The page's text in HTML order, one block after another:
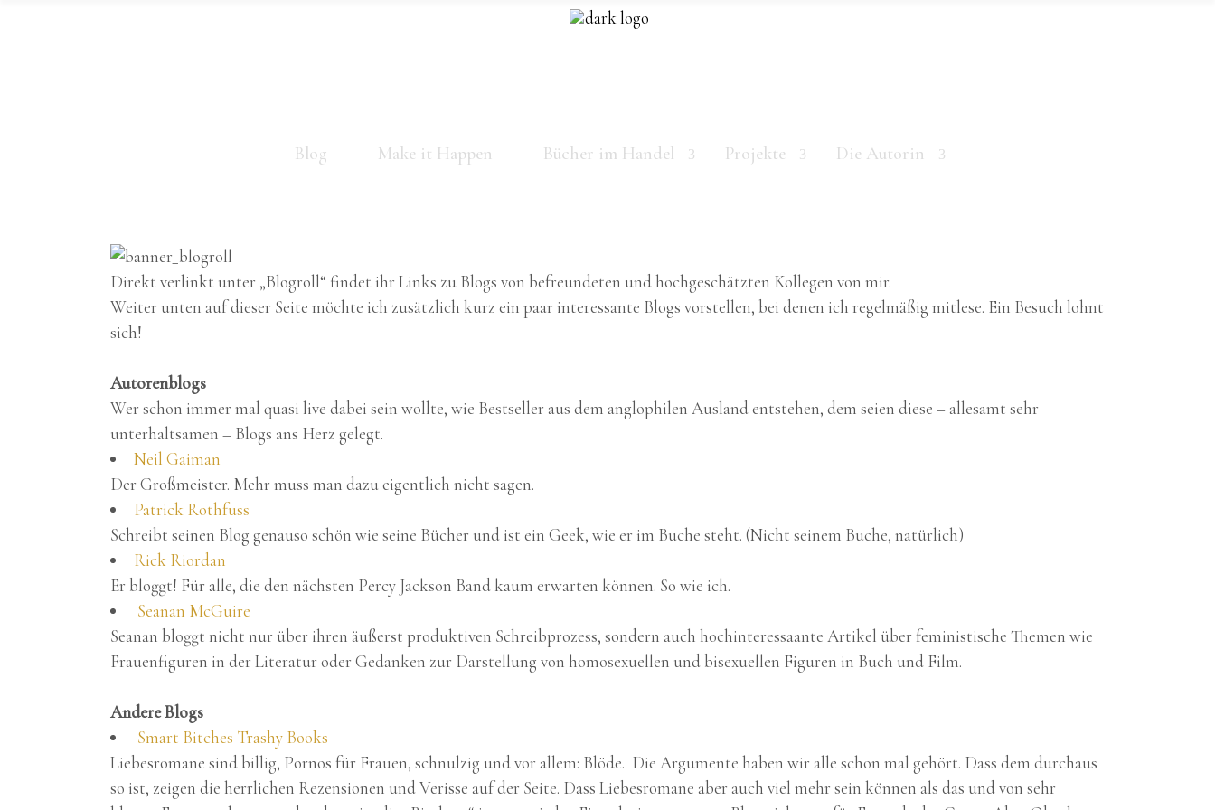
Blog Make it Happen Bücher im Handel Projekte Die Autorin
Direkt verlinkt unter „Blogroll“ findet ihr Links zu Blogs von befreundeten und hochgeschätzten Kollegen von mir.
Weiter unten auf dieser Seite möchte ich zusätzlich kurz ein paar interessante Blogs vorstellen, bei denen ich regelmäßig mitlese. Ein Besuch lohnt
sich!
Autorenblogs
Wer schon immer mal quasi live dabei sein wollte, wie Bestseller aus dem anglophilen Ausland entstehen, dem seien diese – allesamt sehr
unterhaltsamen – Blogs ans Herz gelegt.
Neil Gaiman
Der Großmeister. Mehr muss man dazu eigentlich nicht sagen.
Patrick Rothfuss
Schreibt seinen Blog genauso schön wie seine Bücher und ist ein Geek, wie er im Buche steht. (Nicht seinem Buche, natürlich)
Rick Riordan
Er bloggt! Für alle, die den nächsten Percy Jackson Band kaum erwarten können. So wie ich.
Seanan McGuire
Seanan bloggt nicht nur über ihren äußerst produktiven Schreibprozess, sondern auch hochinteressaante Artikel über feministische Themen wie
Frauenfiguren in der Literatur oder Gedanken zur Darstellung von homosexuellen und bisexuellen Figuren in Buch und Film.
Andere Blogs
Smart Bitches Trashy Books
Liebesromane sind billig, Pornos für Frauen, schnulzig und vor allem: Blöde. Die Argumente haben wir alle schon mal gehört. Dass dem durchaus
so ist, zeigen die herrlichen Rezensionen und Verisse auf der Seite. Dass Liebesromane aber auch viel mehr sein können als das und von sehr